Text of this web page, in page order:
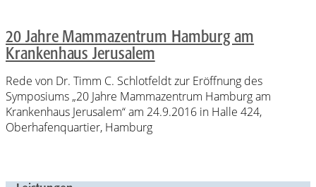
20 Jahre Mammazentrum Hamburg am
Krankenhaus Jerusalem
Rede von Dr. Timm C. Schlotfeldt zur Eröffnung des
Symposiums „20 Jahre Mammazentrum Hamburg am
Krankenhaus Jerusalem“ am 24.9.2016 in Halle 424,
Oberhafenquartier, Hamburg